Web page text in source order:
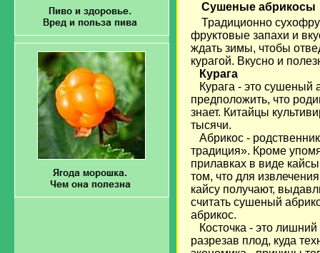
Сушеные абрикосы
Традиционно
фруктовые запахи и
ждать зимы, чтобы
курагой. Вкусно и
Курага
Курага - это сушеный
предположить, что
знает. Китайцы
тысячи.
Абрикос -
традиция». Кроме
прилавках в виде
том, что для
кайсу получают,
считать сушеный
абрикос.
Косточка - это лишний
разрезав плод, куда